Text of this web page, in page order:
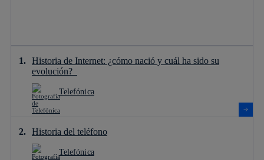
Historia de Internet: ¿cómo nació y cuál ha sido su
evolución?
Telefónica
Historia del teléfono
Telefónica